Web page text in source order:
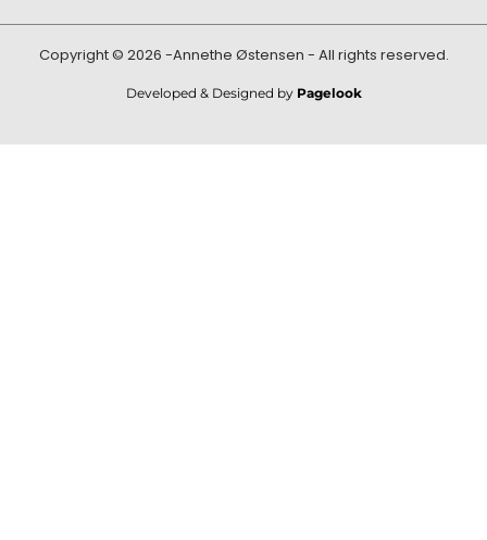
Copyright © 2026 -Annethe Østensen - All rights reserved.
Developed & Designed by Pagelook